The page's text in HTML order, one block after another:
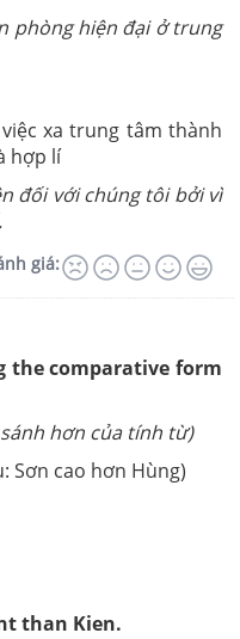
phòng hiện đại ở trung
xa trung tâm thành
hợp lí
đối với chúng tôi bởi vì
giá:
the comparative form
hơn của tính từ)
Sơn cao hơn Hùng)
than Kien.